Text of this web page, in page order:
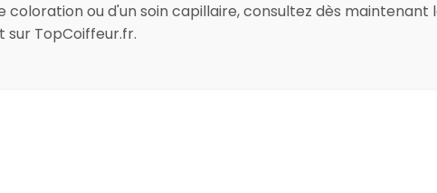
coloration ou d'un soin capillaire, consultez dès
TopCoiffeur.fr.